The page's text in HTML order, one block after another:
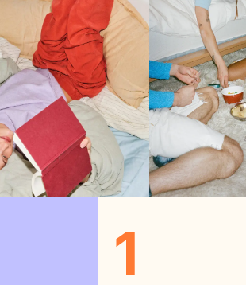
1